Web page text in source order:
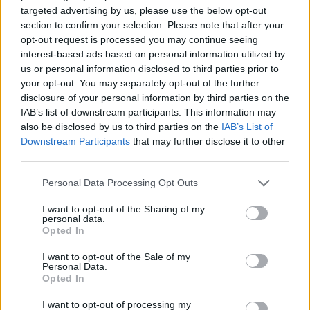
targeted advertising by us, please use the below opt-out
section to confirm your selection. Please note that after your
opt-out request is processed you may continue seeing
interest-based ads based on personal information utilized by
us or personal information disclosed to third parties prior to
your opt-out. You may separately opt-out of the further
disclosure of your personal information by third parties on the
IAB’s list of downstream participants. This information may
also be disclosed by us to third parties on the IAB’s List of
Downstream Participants that may further disclose it to other
Personal Data Processing Opt Outs
I want to opt-out of the Sharing of my
personal data.
Opted In
I want to opt-out of the Sale of my
Personal Data.
Opted In
I want to opt-out of processing my
15:57
Φωτιά σε χαμηλή βλάστηση στη Σίνδο - Σηκώθηκε
ελικόπτερο
ΠΕΡΙΣΣΟΤΕΡΑ
ΣΧΕΤΙΚA AΡΘΡΑ
Μαρία Καρυστιανού: Αποχώρησε και ο Νίκος
και ο Νίκος Μπρουτζάκης από